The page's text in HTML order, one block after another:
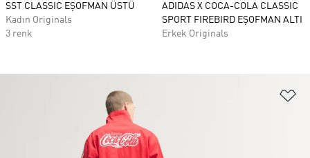
SST CLASSIC EŞOFMAN ÜSTÜ
Kadın Originals
3 renk
ADIDAS X COCA-COLA CLASSIC
SPORT FIREBIRD EŞOFMAN ALTI
Erkek Originals